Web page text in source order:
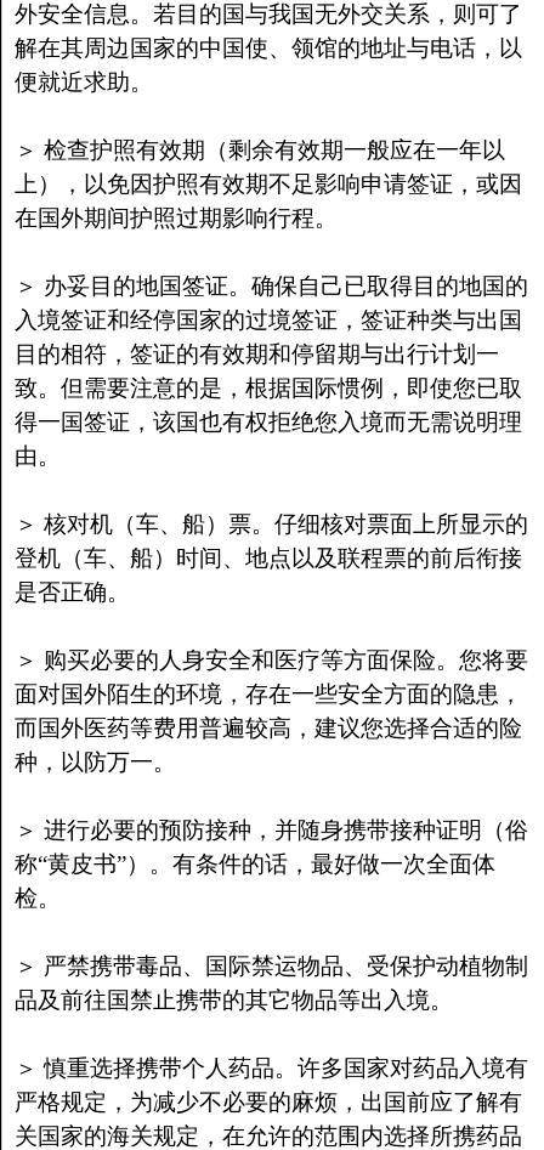
外安全信息。若目的国与我国无外交关系，则可了
解在其周边国家的中国使、领馆的地址与电话，以
便就近求助。
＞ 检查护照有效期（剩余有效期一般应在一年以
上），以免因护照有效期不足影响申请签证，或因
在国外期间护照过期影响行程。
＞ 办妥目的地国签证。确保自己已取得目的地国的
入境签证和经停国家的过境签证，签证种类与出国
目的相符，签证的有效期和停留期与出行计划一
致。但需要注意的是，根据国际惯例，即使您已取
得一国签证，该国也有权拒绝您入境而无需说明理
由。
＞ 核对机（车、船）票。仔细核对票面上所显示的
登机（车、船）时间、地点以及联程票的前后衔接
是否正确。
＞ 购买必要的人身安全和医疗等方面保险。您将要
面对国外陌生的环境，存在一些安全方面的隐患，
而国外医药等费用普遍较高，建议您选择合适的险
种，以防万一。
＞ 进行必要的预防接种，并随身携带接种证明（俗
称“黄皮书”）。有条件的话，最好做一次全面体
检。
＞ 严禁携带毒品、国际禁运物品、受保护动植物制
品及前往国禁止携带的其它物品等出入境。
＞ 慎重选择携带个人药品。许多国家对药品入境有
严格规定，为减少不必要的麻烦，出国前应了解有
关国家的海关规定，在允许的范围内选择所携药品